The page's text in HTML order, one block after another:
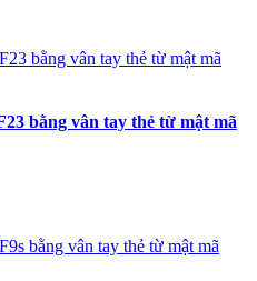
bằng vân tay thẻ từ mật mã